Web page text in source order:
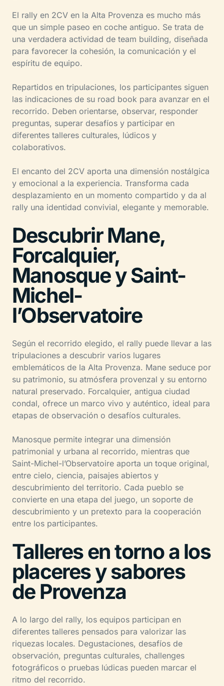
El rally en 2CV en la Alta Provenza es mucho más
que un simple paseo en coche antiguo. Se trata de
una verdadera actividad de team building, diseñada
para favorecer la cohesión, la comunicación y el
espíritu de equipo.
Repartidos en tripulaciones, los participantes siguen
las indicaciones de su road book para avanzar en el
recorrido. Deben orientarse, observar, responder
preguntas, superar desafíos y participar en
diferentes talleres culturales, lúdicos y
colaborativos.
El encanto del 2CV aporta una dimensión nostálgica
y emocional a la experiencia. Transforma cada
desplazamiento en un momento compartido y da al
rally una identidad convivial, elegante y memorable.
Descubrir Mane,
Forcalquier,
Manosque y Saint-
Michel-
l’Observatoire
Según el recorrido elegido, el rally puede llevar a las
tripulaciones a descubrir varios lugares
emblemáticos de la Alta Provenza. Mane seduce por
su patrimonio, su atmósfera provenzal y su entorno
natural preservado. Forcalquier, antigua ciudad
condal, ofrece un marco vivo y auténtico, ideal para
etapas de observación o desafíos culturales.
Manosque permite integrar una dimensión
patrimonial y urbana al recorrido, mientras que
Saint-Michel-l’Observatoire aporta un toque original,
entre cielo, ciencia, paisajes abiertos y
descubrimiento del territorio. Cada pueblo se
convierte en una etapa del juego, un soporte de
descubrimiento y un pretexto para la cooperación
entre los participantes.
Talleres en torno a los
placeres y sabores
de Provenza
A lo largo del rally, los equipos participan en
diferentes talleres pensados para valorizar las
riquezas locales. Degustaciones, desafíos de
observación, preguntas culturales, challenges
fotográficos o pruebas lúdicas pueden marcar el
ritmo del recorrido.